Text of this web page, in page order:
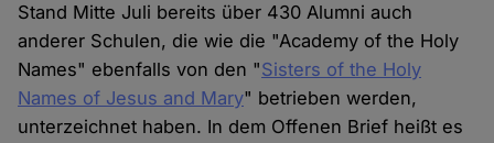
Stand Mitte Juli bereits über 430 Alumni auch
anderer Schulen, die wie die "Academy of the Holy
Names" ebenfalls von den "Sisters of the Holy
Names of Jesus and Mary" betrieben werden,
unterzeichnet haben. In dem Offenen Brief heißt es